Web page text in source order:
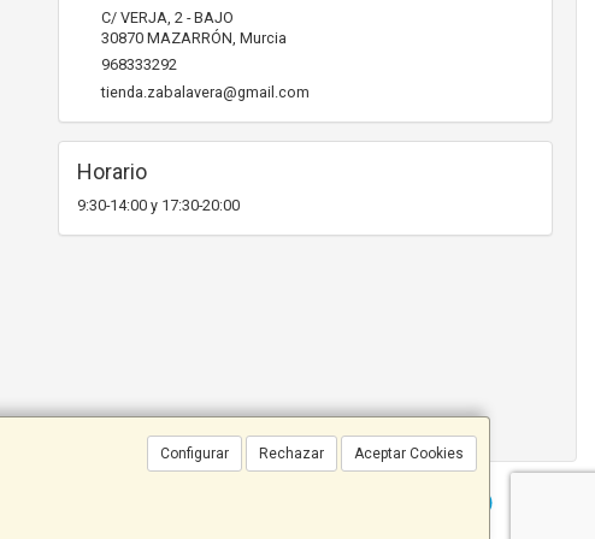
Configurar Rechazar Aceptar Cookies
C/ VERJA, 2 - BAJO
30870 MAZARRÓN, Murcia
968333292
tienda.zabalavera@gmail.com
Horario
9:30-14:00 y 17:30-20:00